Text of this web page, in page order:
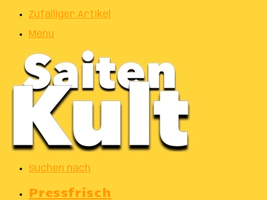
Zufälliger Artikel
Menu
Suchen nach
Pressfrisch